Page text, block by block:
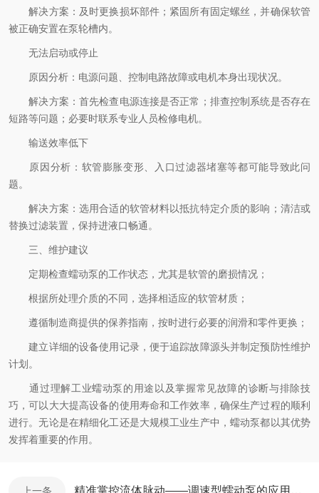
解决方案：及时更换损坏部件；紧固所有固定螺丝，并确保软管
被正确安置在泵轮槽内。
无法启动或停止
原因分析：电源问题、控制电路故障或电机本身出现状况。
解决方案：首先检查电源连接是否正常；排查控制系统是否存在
短路等问题；必要时联系专业人员检修电机。
输送效率低下
原因分析：软管膨胀变形、入口过滤器堵塞等都可能导致此问
题。
解决方案：选用合适的软管材料以抵抗特定介质的影响；清洁或
替换过滤装置，保持进液口畅通。
三、维护建议
定期检查蠕动泵的工作状态，尤其是软管的磨损情况；
根据所处理介质的不同，选择相适应的软管材质；
遵循制造商提供的保养指南，按时进行必要的润滑和零件更换；
建立详细的设备使用记录，便于追踪故障源头并制定预防性维护
计划。
通过理解工业蠕动泵的用途以及掌握常见故障的诊断与排除技
巧，可以大大提高设备的使用寿命和工作效率，确保生产过程的顺利
进行。无论是在精细化工还是大规模工业生产中，蠕动泵都以其优势
发挥着重要的作用。
精准掌控流体脉动——调速型蠕动泵的应用与维护全攻略